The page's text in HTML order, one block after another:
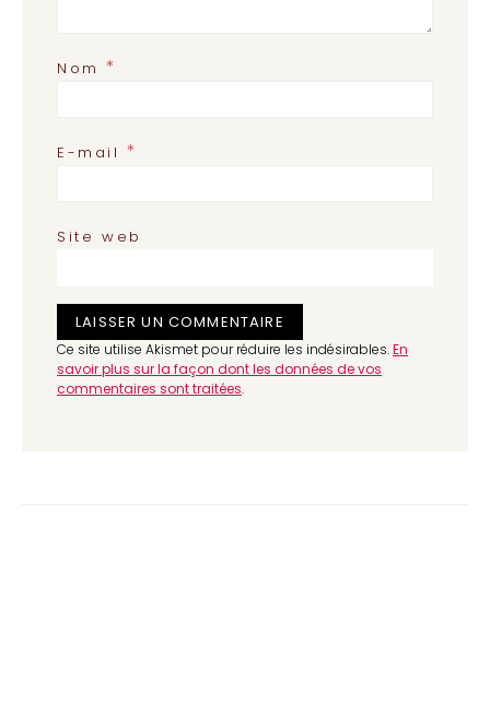
Nom*
E-mail*
Site web
Ce site utilise Akismet pour réduire les indésirables.En
savoir plus sur la façon dont les données de vos
commentaires sont traitées.